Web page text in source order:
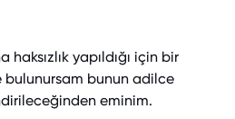
haksızlık yapıldığı için bir
bulunursam bunun adilce
eminim.